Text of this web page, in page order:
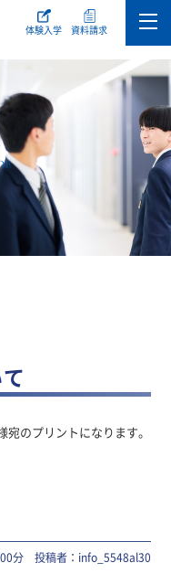
体験入学 資料請求
のプリントになります。
分 投稿者：info_5548al30